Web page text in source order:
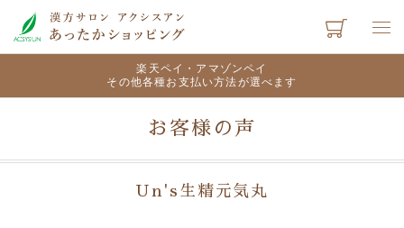
楽天ペイ・アマゾンペイ
その他各種お支払い方法が選べます
お客様の声
Un's生精元気丸